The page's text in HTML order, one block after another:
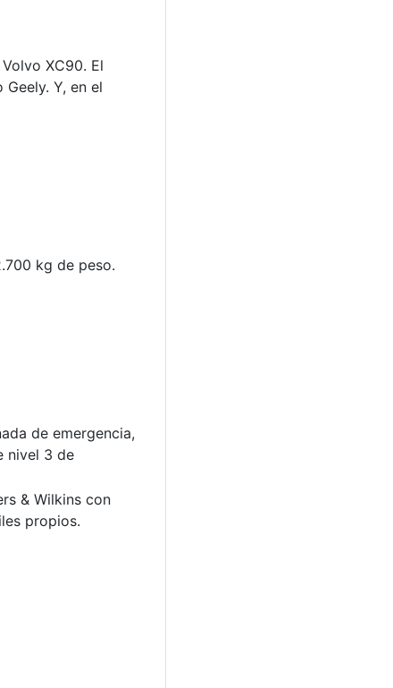
XC90. El
Y, en el
kg de peso.
de emergencia,
nivel 3 de
& Wilkins con
propios.